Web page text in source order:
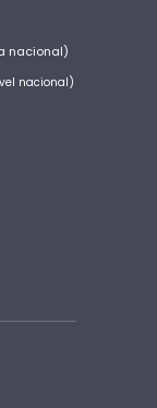
nacional)
nacional)